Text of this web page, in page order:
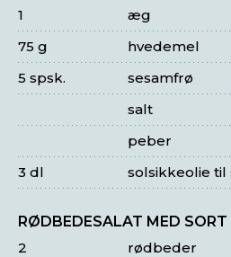
æg
1
hvedemel
75 g
sesamfrø
5 spsk.
salt
peber
solsikkeolie til
3 dl
RØDBEDESALAT MED SORT
rødbeder
2